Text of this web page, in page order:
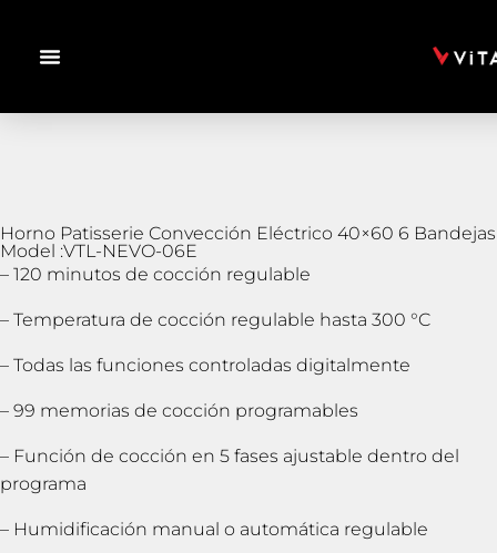
Horno Patisserie Convección Eléctrico 40×60 6 Bandejas
Model :VTL-NEVO-06E
– 120 minutos de cocción regulable
– Temperatura de cocción regulable hasta 300 °C
– Todas las funciones controladas digitalmente
– 99 memorias de cocción programables
– Función de cocción en 5 fases ajustable dentro del
programa
– Humidificación manual o automática regulable